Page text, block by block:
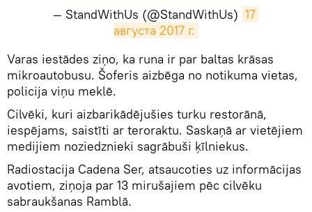
— StandWithUs (@StandWithUs) 17
августа 2017 г.
​Varas iestādes ziņo, ka runa ir par baltas krāsas
mikroautobusu. Šoferis aizbēga no notikuma vietas,
policija viņu meklē.
Cilvēki, kuri aizbarikādējušies turku restorānā,
iespējams, saistīti ar teroraktu. Saskaņā ar vietējiem
medijiem noziedznieki sagrābuši ķīlniekus.
Radiostacija Cadena Ser, atsaucoties uz informācijas
avotiem, ziņoja par 13 mirušajiem pēc cilvēku
sabraukšanas Ramblā.